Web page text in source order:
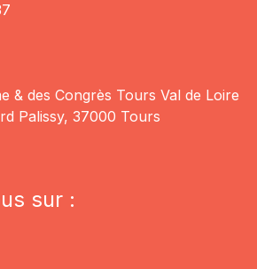
& des Congrès Tours Val de Loire
Palissy, 37000 Tours
sur :